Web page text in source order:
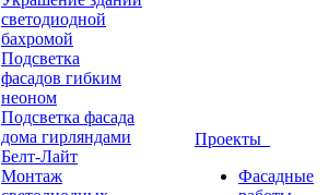
светодиодной
бахромой
Подсветка
фасадов гибким
неоном
Подсветка фасада
дома гирляндами
Белт-Лайт
Монтаж
Проекты
Фасадные